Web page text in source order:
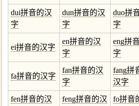
dui拼音的汉
字
dun拼音的汉
字
duo拼
字
ei拼音的汉字
en拼音的汉
字
eng拼
字
fa拼音的汉字
fan拼音的汉
字
fang拼
汉字
fen拼音的汉
feng拼音的汉
fo拼音